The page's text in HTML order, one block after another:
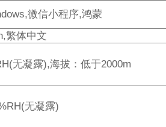
微信小程序,鸿蒙
繁体中文
无凝露),海拔：低于2000m
无凝露)